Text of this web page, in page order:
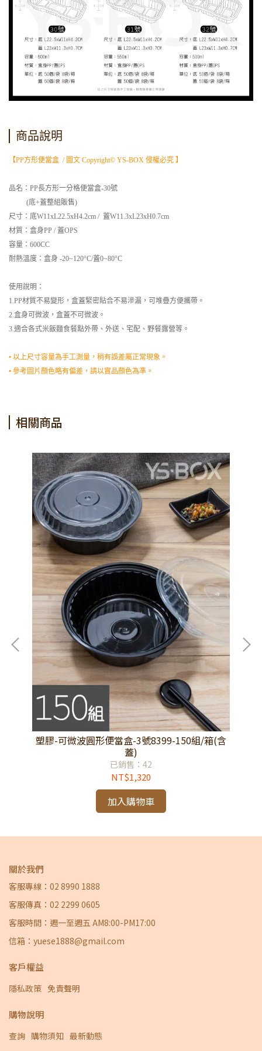
商品說明
【PP方形便當盒 / 圖文 Copyright© YS-BOX 侵權必究 】
品名：PP長方形一分格便當盒-30號
(底+蓋整組販售)
尺寸：底W11xL22.5xH4.2cm / 蓋W11.3xL23xH0.7cm
材質：盒身PP / 蓋OPS
容量：600CC
耐熱溫度：盒身 -20~120°C/蓋0~80°C
使用說明：
1.PP材質不易變形，盒蓋緊密貼合不易滲漏，可堆疊方便攜帶。
2.盒身可微波，盒蓋不可微波。
3.適合各式米飯麵食餐點外帶、外送、宅配、野餐露營等。
• 以上尺寸容量為手工測量，稍有誤差屬正常現象。
• 參考圖片顏色略有偏差，請以實品顏色為準。
相關商品
塑膠-可微波圓形便當盒-3號8399-150組/箱(含
蓋)
已銷售：42
NT$1,320
加入購物車
關於我們
客服專線：02 8990 1888
客服傳真：02 2299 0605
客服時間：週一至週五 AM8:00-PM17:00
信箱：yuese1888@gmail.com
客戶權益
隱私政策 免責聲明
購物說明
查詢 購物須知 最新動態